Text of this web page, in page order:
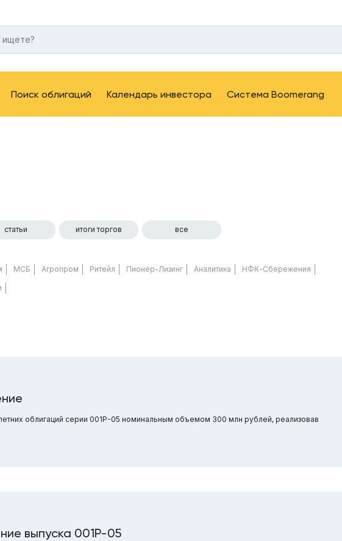
Поиск облигаций Календарь инвестора Система Boomerang
статьи итоги торгов все
МСБ Агропром Ритейл Пионер-Лизинг Аналитика НФК-Сбережения
облигаций серии 001Р-05 номинальным объемом 300 млн рублей, реализовав
выпуска 001P-05